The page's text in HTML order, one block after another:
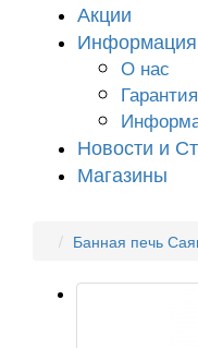
Акции
Информация
О нас
Гарантия
Новости и
Магазины
Банная печь